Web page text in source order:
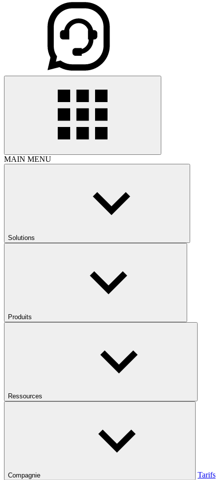
MAIN MENU
Solutions
Produits
Ressources
Compagnie
Tarifs